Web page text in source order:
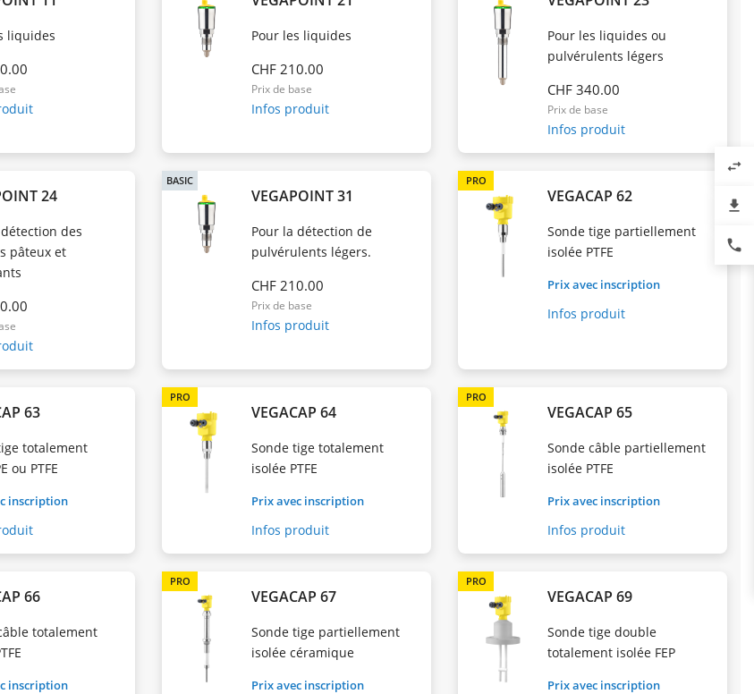
liquides Pour les liquides
CHF 210.00
Prix de base
Infos produit
Pour les liquides ou
pulvérulents légers
CHF 340.00
Prix de base
Infos produit
24
des
pâteux et
BASIC
VEGAPOINT 31
Pour la détection de
pulvérulents légers.
CHF 210.00
Prix de base
Infos produit
PRO
VEGACAP 62
Sonde tige partiellement
isolée PTFE
Prix avec inscription
Infos produit
63
totalement
ou PTFE
inscription
PRO
VEGACAP 64
Sonde tige totalement
isolée PTFE
Prix avec inscription
Infos produit
PRO
VEGACAP 65
Sonde câble partiellement
isolée PTFE
Prix avec inscription
Infos produit
66
totalement
inscription
PRO
VEGACAP 67
Sonde tige partiellement
isolée céramique
Prix avec inscription
PRO
VEGACAP 69
Sonde tige double
totalement isolée FEP
Prix avec inscription
swap_horiz
file_download
phone